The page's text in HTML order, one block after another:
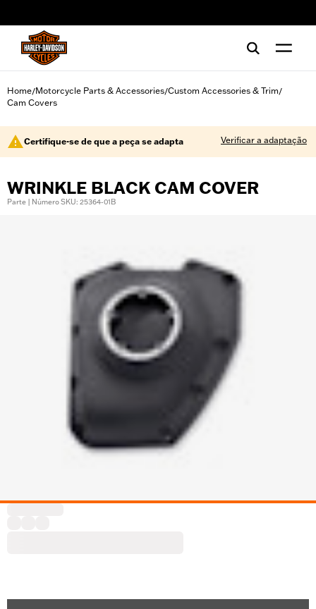
Home/Motorcycle Parts & Accessories/Custom Accessories & Trim/
Cam Covers
Certifique-se de que a peça se adapta Verificar a adaptação
WRINKLE BLACK CAM COVER
Parte | Número SKU: 25364-01B